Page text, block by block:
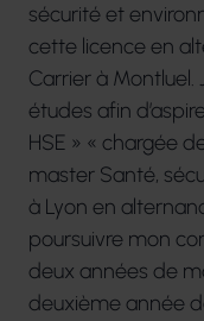
sécurité et
cette licence en
Carrier à Montluel.
études afin
HSE » « chargée
master Santé,
à Lyon en
poursuivre mon
deux années de
deuxième année